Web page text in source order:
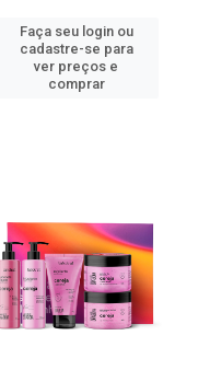
Faça seu login ou
cadastre-se para
ver preços e
comprar